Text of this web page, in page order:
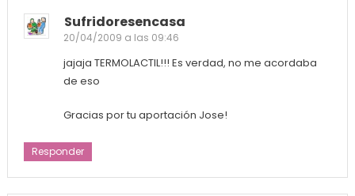
Sufridoresencasa
20/04/2009 a las 09:46
jajaja TERMOLACTIL!!! Es verdad, no me acordaba
de eso
Gracias por tu aportación Jose!
Responder